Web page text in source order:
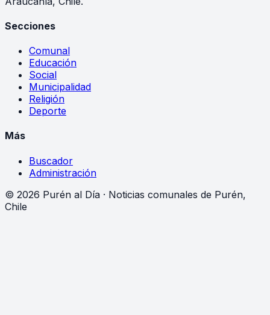
Secciones
Comunal
Educación
Social
Municipalidad
Religión
Deporte
Más
Buscador
Administración
© 2026 Purén al Día · Noticias comunales de Purén,
Chile